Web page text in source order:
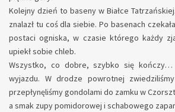
Kolejny dzień to baseny w Białce
znalazł tu coś dla siebie. Po basenach
postaci ogniska, w czasie którego każdy
upiekł sobie chleb.
Wszystko, co dobre, szybko się
wyjazdu. W drodze powrotnej
przepłynęliśmy gondolami do zamku w
a smak zupy pomidorowej i schabowego